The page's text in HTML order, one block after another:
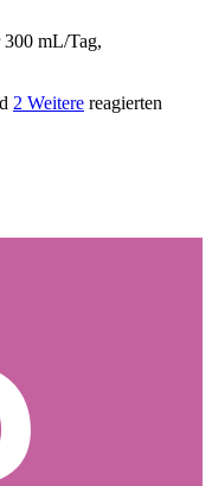
300 mL/Tag,
2 Weitere reagierten